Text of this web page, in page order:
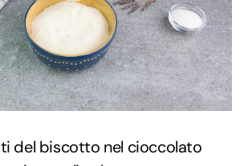
del biscotto nel cioccolato